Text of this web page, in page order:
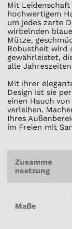
Mit
hochwertigem
um jedes zarte
wirbelnden
Mütze,
Robustheit wird
gewährleistet,
alle
Mit ihrer
Design ist sie
einen Hauch
verleihen.
Ihres
im Freien mit
Zusamme
nsetzung
Maße